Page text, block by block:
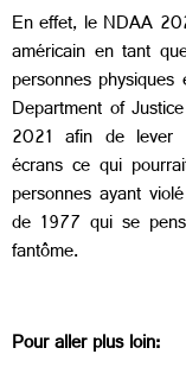
En effet, le NDAA
américain en tant
personnes
Department of
2021 afin de lever
écrans ce qui
personnes ayant
de 1977 qui se
fantôme.
Pour aller plus loin: